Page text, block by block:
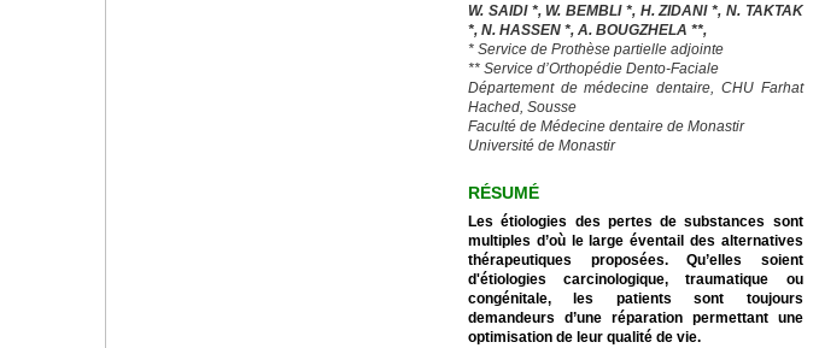
W. SAIDI *, W. BEMBLI *, H. ZIDANI *, N. TAKTAK
*, N. HASSEN *, A. BOUGZHELA **,
* Service de Prothèse partielle adjointe
** Service d’Orthopédie Dento-Faciale
Département de médecine dentaire, CHU Farhat
Hached, Sousse
Faculté de Médecine dentaire de Monastir
Université de Monastir
RÉSUMÉ
Les étiologies des pertes de substances sont
multiples d’où le large éventail des alternatives
thérapeutiques proposées. Qu’elles soient
d'étiologies carcinologique, traumatique ou
congénitale, les patients sont toujours
demandeurs d’une réparation permettant une
optimisation de leur qualité de vie.